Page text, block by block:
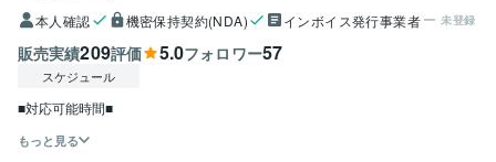
本人確認 機密保持契約(NDA) インボイス発行事業者 未登録
販売実績209評価 5.0フォロワー57
スケジュール
■対応可能時間■
もっと見る